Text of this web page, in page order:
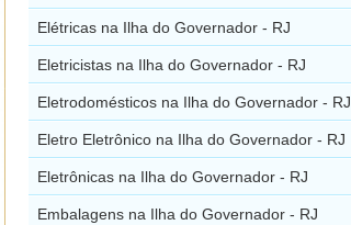
Elétricas na Ilha do Governador - RJ
Eletricistas na Ilha do Governador - RJ
Eletrodomésticos na Ilha do Governador - RJ
Eletro Eletrônico na Ilha do Governador - RJ
Eletrônicas na Ilha do Governador - RJ
Embalagens na Ilha do Governador - RJ